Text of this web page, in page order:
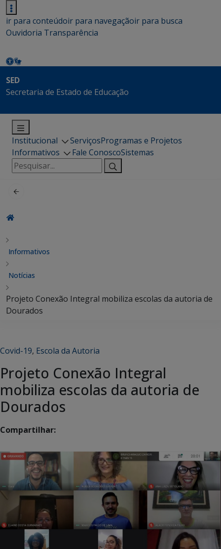
ir para conteúdoir para navegaçãoir para busca
Ouvidoria Transparência
SED
Secretaria de Estado de Educação
Institucional ServiçosProgramas e Projetos
Informativos
Fale ConoscoSistemas
Pesquisar
por:
Informativos
Notícias
Projeto Conexão Integral mobiliza escolas da autoria de
Dourados
Covid-19, Escola da Autoria
Projeto Conexão Integral
mobiliza escolas da autoria de
Dourados
Compartilhar: